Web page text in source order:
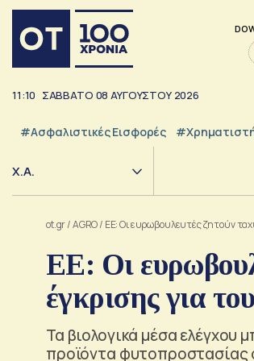
11:10 ΣΑΒΒΑΤΟ 08 ΑΥΓΟΥΣΤΟΥ 2026
#Ασφαλιστικές Εισφορές
Χ.Α.
ot.gr/AGRO/ ΕΕ: Οι ευρωβουλευτές ζητούν
ΕΕ: Οι
έγκρισης για
Τα βιολογικά μέσα ελέγχου
προϊόντα φυτοπροστασίας